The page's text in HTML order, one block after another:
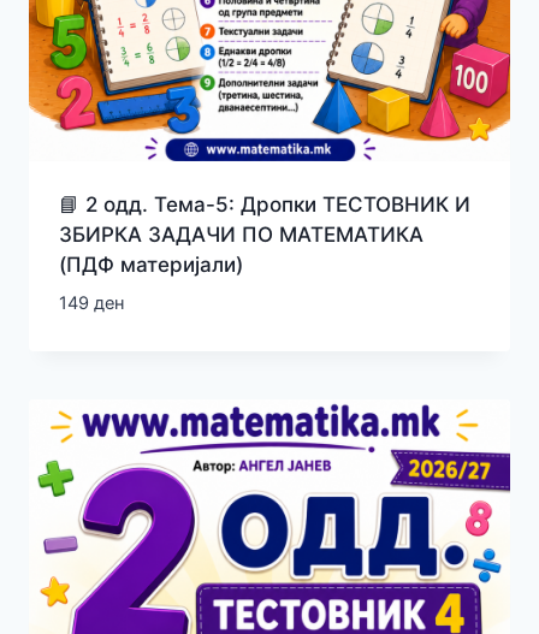
📘 2 одд. Тема-5: Дропки ТЕСТОВНИК И
ЗБИРКА ЗАДАЧИ ПО МАТЕМАТИКА
(ПДФ материјали)
149 ден